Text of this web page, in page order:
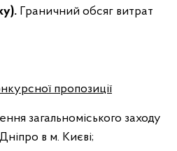
Граничний обсяг витрат
пропозиції
загальноміського заходу
в м. Києві;